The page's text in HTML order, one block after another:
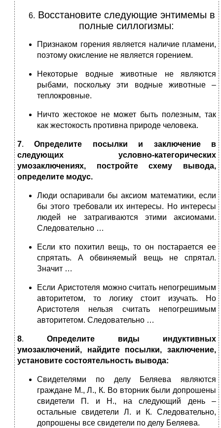
Восстановите следующие энтимемы в
полные силлогизмы:
Признаком горения является наличие пламени,
поэтому окисление не является горением.
Некоторые водные животные не являются
рыбами, поскольку эти водные животные –
теплокровные.
Ничто жестокое не может быть полезным, так
как жестокость противна природе человека.
7.Определите посылки и заключение в
следующих условно-категорических
умозаключениях, постройте схему вывода,
определите модус.
Люди оспаривали бы аксиом математики, если
бы этого требовали их интересы. Но интересы
людей не затрагиваются этими аксиомами.
Следовательно …
Если кто похитил вещь, то он постарается ее
спрятать. А обвиняемый вещь не спрятал.
Значит …
Если Аристотеля можно считать непогрешимым
авторитетом, то логику стоит изучать. Но
Аристотеля нельзя считать непогрешимым
авторитетом. Следовательно …
8. Определите
виды индуктивных
умозаключений, найдите посылки, заключение,
установите состоятельность вывода:
Свидетелями по делу Беляева являются
граждане М., Л., К. Во вторник были допрошены
свидетели П. и Н., на следующий день –
остальные свидетели Л. и К. Следовательно,
допрошены все свидетели по делу Беляева.